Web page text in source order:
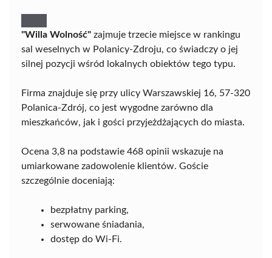
"Willa Wolność" zajmuje trzecie miejsce w rankingu
sal weselnych w Polanicy-Zdroju, co świadczy o jej
silnej pozycji wśród lokalnych obiektów tego typu.
Firma znajduje się przy ulicy Warszawskiej 16, 57-320
Polanica-Zdrój, co jest wygodne zarówno dla
mieszkańców, jak i gości przyjeżdżających do miasta.
Ocena 3,8 na podstawie 468 opinii wskazuje na
umiarkowane zadowolenie klientów. Goście
szczególnie doceniają:
bezpłatny parking,
serwowane śniadania,
dostęp do Wi-Fi.